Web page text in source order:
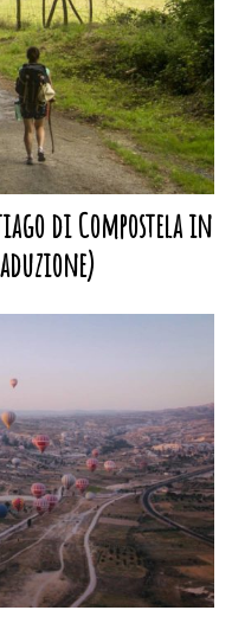
di Compostela in